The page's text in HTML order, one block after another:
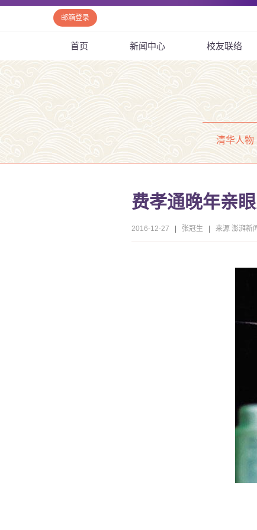
邮箱登录
首页 新闻中心 校友联络
清华人物
费孝通晚年亲
2016-12-27 张冠生 来源 澎湃新